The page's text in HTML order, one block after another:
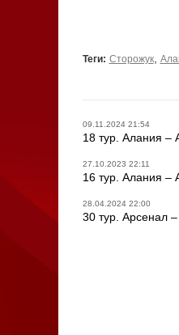
Теги: Сторожук,
09.11.2024 21:54
18 тур. Алания –
27.10.2023 22:11
16 тур. Алания –
28.04.2024 22:00
30 тур. Арсенал